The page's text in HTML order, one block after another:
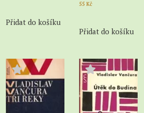
Přidat do košíku
55 Kč
Přidat do košíku